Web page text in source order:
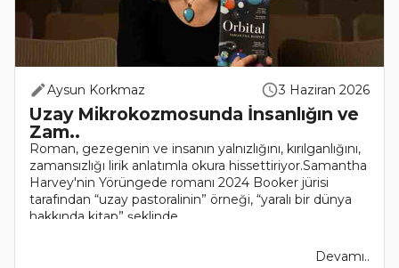
Aysun Korkmaz 3 Haziran 2026
Uzay Mikrokozmosunda İnsanlığın ve
Zam..
Roman, gezegenin ve insanın yalnızlığını, kırılganlığını,
zamansızlığı lirik anlatımla okura hissettiriyor.Samantha
Harvey'nin Yörüngede romanı 2024 Booker jürisi
tarafından “uzay pastoralinin” örneği, “yaralı bir dünya
hakkında kitap” şeklinde ..
Devamı..